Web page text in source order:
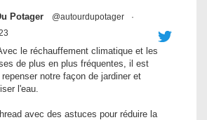
Potager @autourdupotager
·
le réchauffement climatique et les
de plus en plus fréquentes, il est
notre façon de jardiner et
l'eau.
avec des astuces pour réduire la